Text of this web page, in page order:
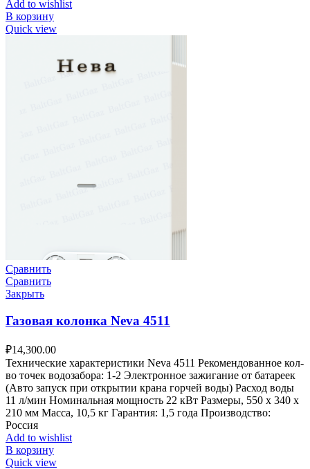
Add to wishlist
В корзину
Quick view
Сравнить
Сравнить
Закрыть
Газовая колонка Neva 4511
₽14,300.00
Технические характеристики Neva 4511 Рекомендованное кол-
во точек водозабора: 1-2 Электронное зажигание от батареек
(Авто запуск при открытии крана горчей воды) Расход воды
11 л/мин Номинальная мощность 22 кВт Размеры, 550 х 340 х
210 мм Масса, 10,5 кг Гарантия: 1,5 года Производство:
Россия
Add to wishlist
В корзину
Quick view